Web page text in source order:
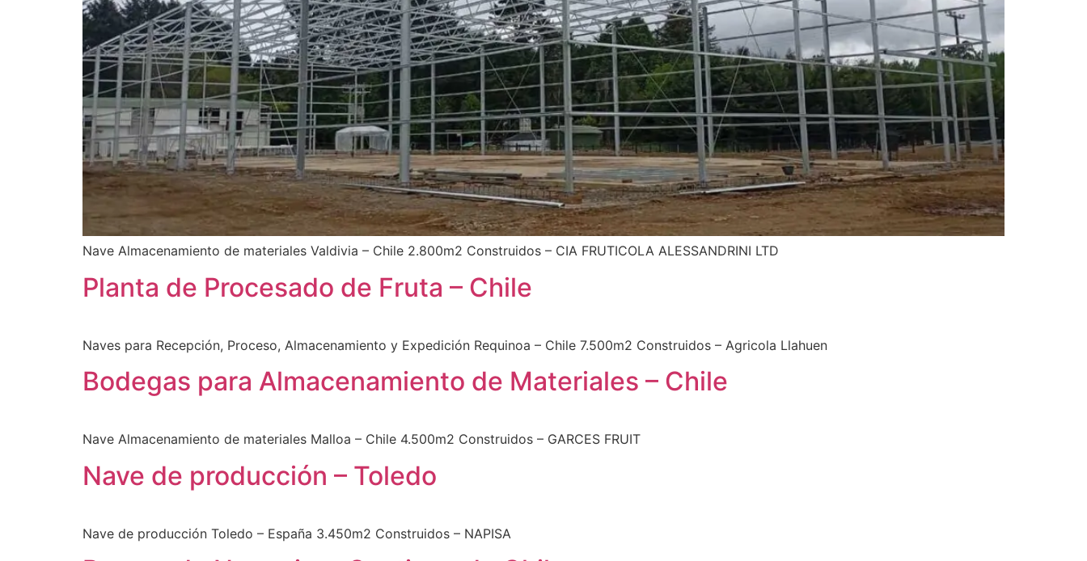
Nave Almacenamiento de materiales Valdivia – Chile 2.800m2 Construidos – CIA FRUTICOLA ALESSANDRINI LTD
Planta de Procesado de Fruta – Chile
Naves para Recepción, Proceso, Almacenamiento y Expedición Requinoa – Chile 7.500m2 Construidos – Agricola Llahuen
Bodegas para Almacenamiento de Materiales – Chile
Nave Almacenamiento de materiales Malloa – Chile 4.500m2 Construidos – GARCES FRUIT
Nave de producción – Toledo
Nave de producción Toledo – España 3.450m2 Construidos – NAPISA